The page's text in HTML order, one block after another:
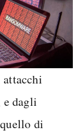
e dagli
di